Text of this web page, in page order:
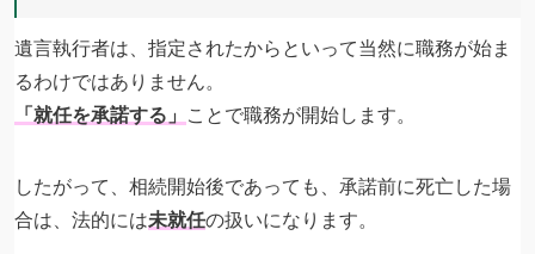
遺言執行者は、指定されたからといって当然に職務が始ま
るわけではありません。
「就任を承諾する」
ことで職務が開始します。
したがって、相続開始後であっても、承諾前に死亡した場
合は、法的には未就任の扱いになります。